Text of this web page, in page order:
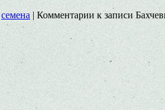
семена | Комментариик записи